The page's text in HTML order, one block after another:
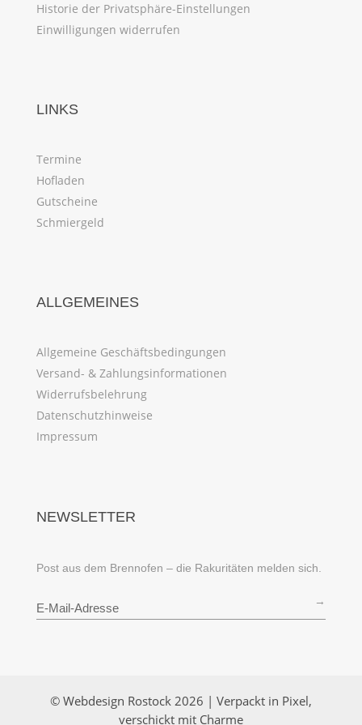
Historie der Privatsphäre-Einstellungen
Einwilligungen widerrufen
LINKS
Termine
Hofladen
Gutscheine
Schmiergeld
ALLGEMEINES
Allgemeine Geschäftsbedingungen
Versand- & Zahlungsinformationen
Widerrufsbelehrung
Datenschutzhinweise
Impressum
NEWSLETTER
Post aus dem Brennofen – die Rakuritäten melden sich.
→
© Webdesign Rostock 2026 | Verpackt in Pixel,
verschickt mit Charme